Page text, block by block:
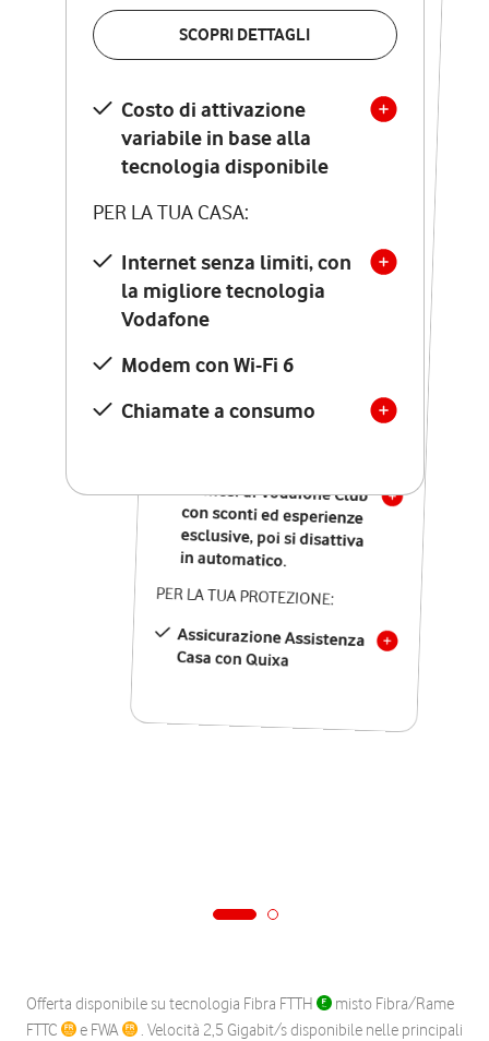
SCOPRI DETTAGLI
Costo di attivazione
variabile in base alla
tecnologia disponibile
PER LA TUA CASA:
Internet senza limiti, con
la migliore tecnologia
Vodafone
Modem con Wi-Fi 6
Chiamate a consumo
VERIFICA LA COPERTURA
Costo di attivazione
variabile in base alla
tecnologia disponibile
PER LA TUA CASA:
Internet senza limiti, con
la migliore tecnologia
Vodafone
Modem Seven con Wi-Fi 7
Chiamate illimitate verso
numeri fissi e mobili
nazionali
12 mesi di Vodafone Club
con sconti ed esperienze
esclusive, poi si disattiva
in automatico.
PER LA TUA PROTEZIONE:
Assicurazione Assistenza
Casa con Quixa
Offerta disponibile su tecnologia Fibra FTTH
misto Fibra/Rame
FTTC
e FWA
. Velocità 2,5 Gigabit/s disponibile nelle principali